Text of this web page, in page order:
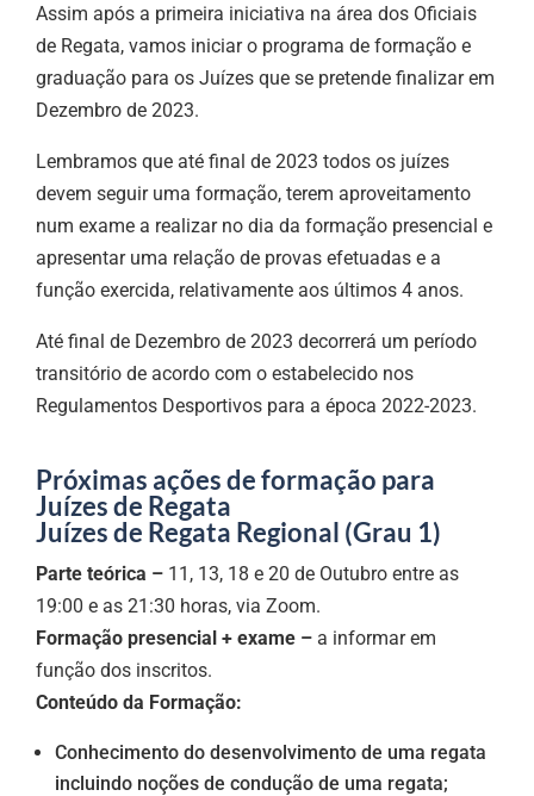
Assim após a primeira iniciativa na área dos Oficiais
de Regata, vamos iniciar o programa de formação e
graduação para os Juízes que se pretende finalizar em
Dezembro de 2023.
Lembramos que até final de 2023 todos os juízes
devem seguir uma formação, terem aproveitamento
num exame a realizar no dia da formação presencial e
apresentar uma relação de provas efetuadas e a
função exercida, relativamente aos últimos 4 anos.
Até final de Dezembro de 2023 decorrerá um período
transitório de acordo com o estabelecido nos
Regulamentos Desportivos para a época 2022-2023.
Próximas ações de formação para
Juízes de Regata
Juízes de Regata Regional (Grau 1)
Parte teórica – 11, 13, 18 e 20 de Outubro entre as
19:00 e as 21:30 horas, via Zoom.
Formação presencial + exame – a informar em
função dos inscritos.
Conteúdo da Formação:
Conhecimento do desenvolvimento de uma regata
incluindo noções de condução de uma regata;